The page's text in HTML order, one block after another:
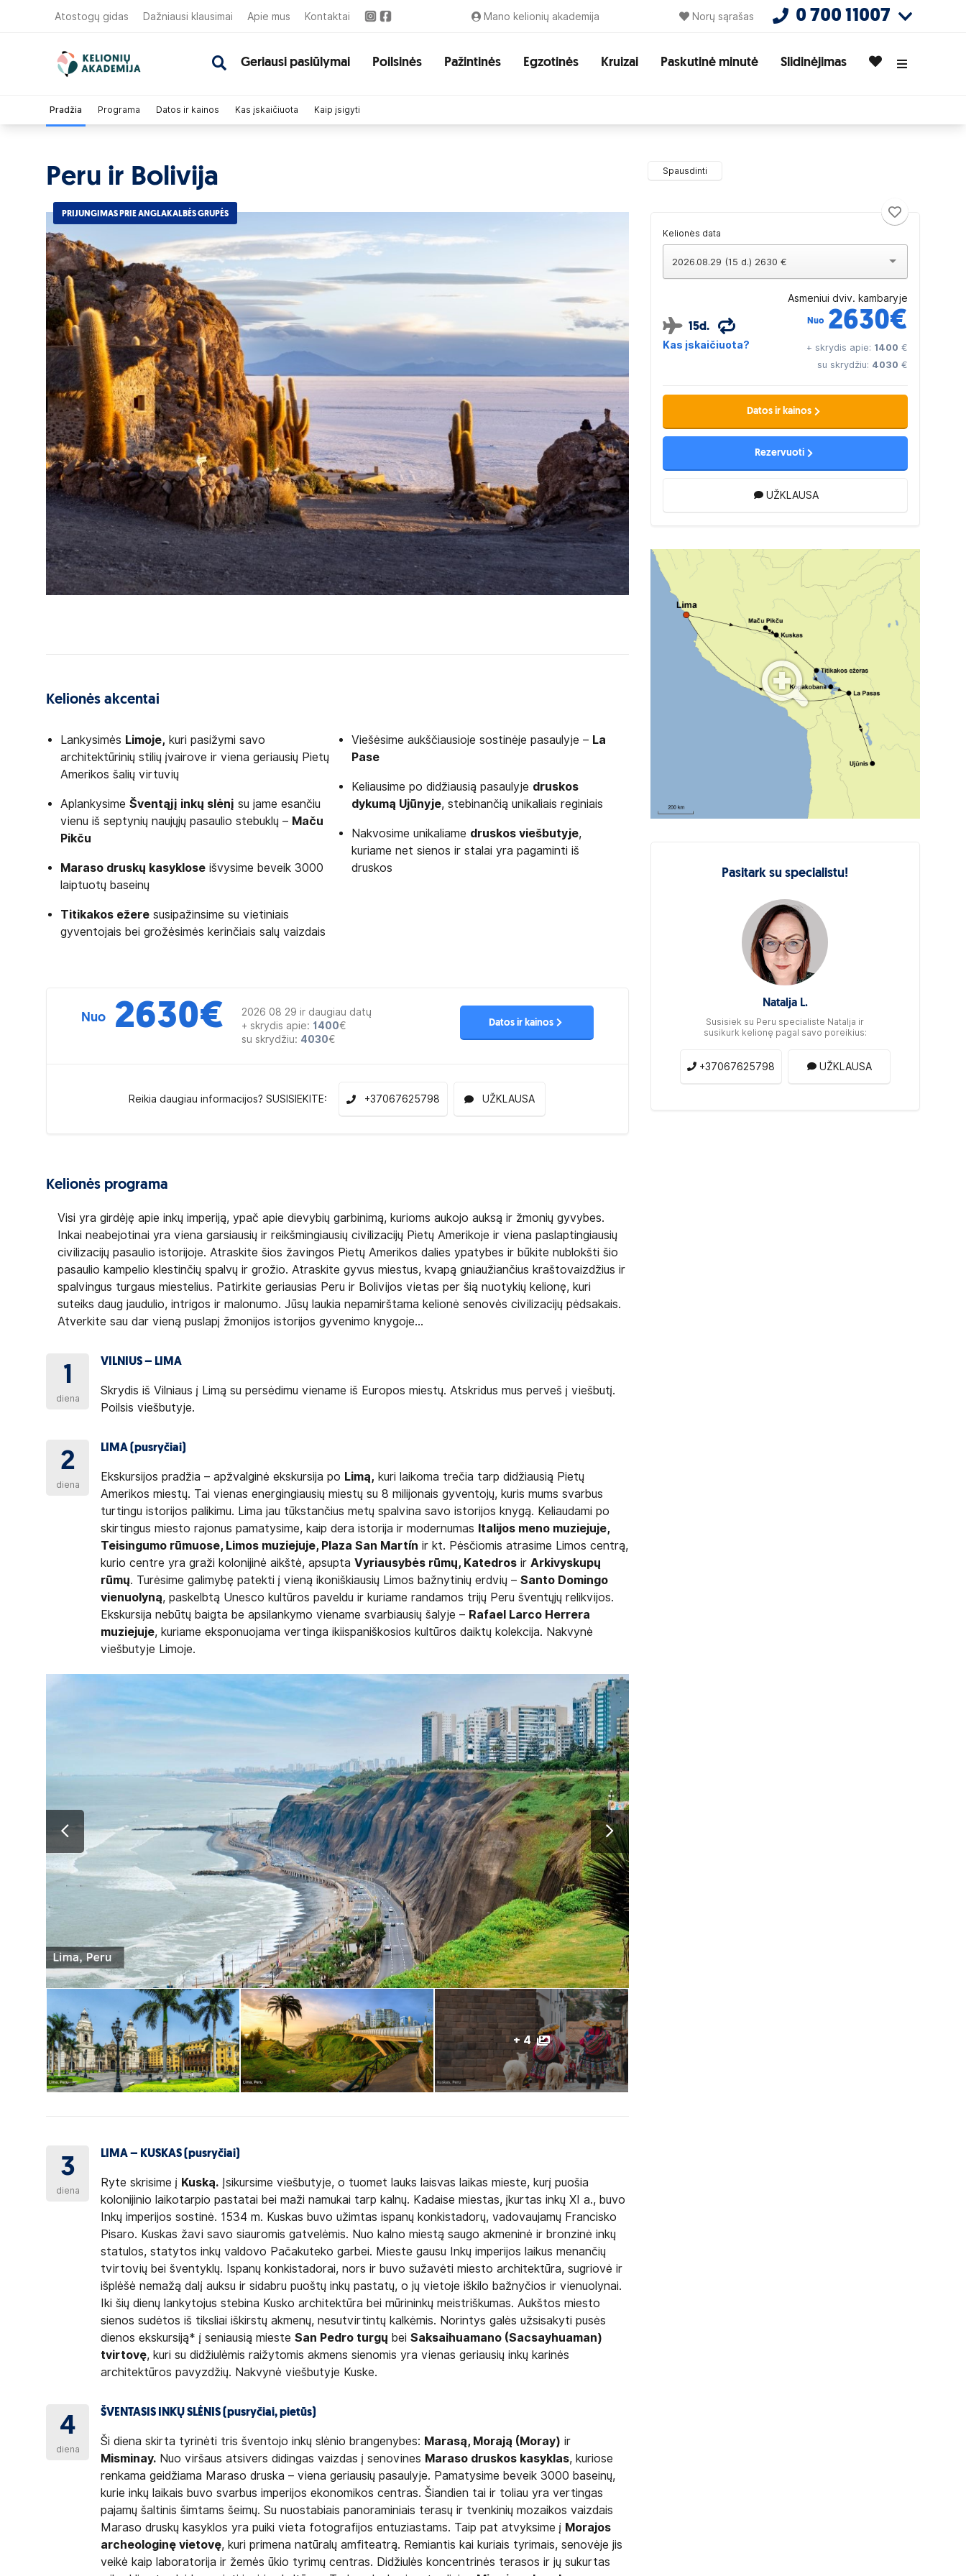
Atostogų gidas Dažniausi klausimai Apie mus Kontaktai Mano kelionių akademija Norų sąrašas 0 700 11007
Geriausi pasiūlymai Poilsinės Pažintinės Egzotinės Kruizai Paskutinė minutė Slidinėjimas
Peru ir Bolivija Spausdinti
Pradžia Programa Datos ir kainos Kas įskaičiuota Kaip įsigyti
PRIJUNGIMAS PRIE ANGLAKALBĖS GRUPĖS
Kelionės akcentai
Lankysimės Limoje, kuri pasižymi savo
architektūrinių stilių įvairove ir viena geriausių Pietų
Amerikos šalių virtuvių
Aplankysime Šventąjį inkų slėnį su jame esančiu
vienu iš septynių naujųjų pasaulio stebuklų – Maču
Pikču
Maraso druskų kasyklose išvysime beveik 3000
laiptuotų baseinų
Titikakos ežere susipažinsime su vietiniais
gyventojais bei grožėsimės kerinčiais salų vaizdais
Viešėsime aukščiausioje sostinėje pasaulyje – La
Pase
Keliausime po didžiausią pasaulyje druskos
dykumą Ujūnyje, stebinančią unikaliais reginiais
Nakvosime unikaliame druskos viešbutyje,
kuriame net sienos ir stalai yra pagaminti iš
druskos
Nuo 2630€
2026 08 29 ir daugiau datų
+ skrydis apie: 1400€
su skrydžiu: 4030€
Datos ir kainos
Reikia daugiau informacijos? SUSISIEKITE: +37067625798 UŽKLAUSA
Kelionės programa
Visi yra girdėję apie inkų imperiją, ypač apie dievybių garbinimą, kurioms aukojo auksą ir žmonių gyvybes.
Inkai neabejotinai yra viena garsiausių ir reikšmingiausių civilizacijų Pietų Amerikoje ir viena paslaptingiausių
civilizacijų pasaulio istorijoje. Atraskite šios žavingos Pietų Amerikos dalies ypatybes ir būkite nublokšti šio
pasaulio kampelio klestinčių spalvų ir grožio. Atraskite gyvus miestus, kvapą gniaužiančius kraštovaizdžius ir
spalvingus turgaus miestelius. Patirkite geriausias Peru ir Bolivijos vietas per šią nuotykių kelionę, kuri
suteiks daug jaudulio, intrigos ir malonumo. Jūsų laukia nepamirštama kelionė senovės civilizacijų pėdsakais.
Atverkite sau dar vieną puslapį žmonijos istorijos gyvenimo knygoje...
1
diena
VILNIUS – LIMA
Skrydis iš Vilniaus į Limą su persėdimu viename iš Europos miestų. Atskridus mus perveš į viešbutį.
Poilsis viešbutyje.
2
diena
LIMA (pusryčiai)
Ekskursijos pradžia – apžvalginė ekskursija po Limą, kuri laikoma trečia tarp didžiausią Pietų
Amerikos miestų. Tai vienas energingiausių miestų su 8 milijonais gyventojų, kuris mums svarbus
turtingu istorijos palikimu. Lima jau tūkstančius metų spalvina savo istorijos knygą. Keliaudami po
skirtingus miesto rajonus pamatysime, kaip dera istorija ir modernumas Italijos meno muziejuje,
Teisingumo rūmuose, Limos muziejuje, Plaza San Martín ir kt. Pėsčiomis atrasime Limos centrą,
kurio centre yra graži kolonijinė aikštė, apsuptaVyriausybės rūmų, Katedros irArkivyskupų
rūmų. Turėsime galimybę patekti į vieną ikoniškiausių Limos bažnytinių erdvių –Santo Domingo
vienuolyną, paskelbtą Unesco kultūros paveldu ir kuriame randamos trijų Peru šventųjų relikvijos.
Ekskursija nebūtų baigta be apsilankymo viename svarbiausių šalyje – Rafael Larco Herrera
muziejuje, kuriame eksponuojama vertinga ikiispaniškosios kultūros daiktų kolekcija. Nakvynė
viešbutyje Limoje.
+ 4
3
diena
LIMA – KUSKAS (pusryčiai)
Ryte skrisime į Kuską. Įsikursime viešbutyje, o tuomet lauks laisvas laikas mieste, kurį puošia
kolonijinio laikotarpio pastatai bei maži namukai tarp kalnų. Kadaise miestas, įkurtas inkų XI a., buvo
Inkų imperijos sostinė. 1534 m. Kuskas buvo užimtas ispanų konkistadorų, vadovaujamų Francisko
Pisaro. Kuskas žavi savo siauromis gatvelėmis. Nuo kalno miestą saugo akmeninė ir bronzinė inkų
statulos, statytos inkų valdovo Pačakuteko garbei. Mieste gausu Inkų imperijos laikus menančių
tvirtovių bei šventyklų. Ispanų konkistadorai, nors ir buvo sužavėti miesto architektūra, sugriovė ir
išplėšė nemažą dalį auksu ir sidabru puoštų inkų pastatų, o jų vietoje iškilo bažnyčios ir vienuolynai.
Iki šių dienų lankytojus stebina Kusko architektūra bei mūrininkų meistriškumas. Aukštos miesto
sienos sudėtos iš tiksliai iškirstų akmenų, nesutvirtintų kalkėmis. Norintys galės užsisakyti pusės
dienos ekskursiją* į seniausią miesteSan Pedro turgų beiSaksaihuamano (Sacsayhuaman)
tvirtovę, kuri su didžiulėmis raižytomis akmens sienomis yra vienas geriausių inkų karinės
architektūros pavyzdžių. Nakvynė viešbutyje Kuske.
4
diena
ŠVENTASIS INKŲ SLĖNIS (pusryčiai, pietūs)
Ši diena skirta tyrinėti tris šventojo inkų slėnio brangenybes: Marasą, Morają (Moray) ir
Misminay. Nuo viršaus atsivers didingas vaizdas į senovines Maraso druskos kasyklas, kuriose
renkama geidžiama Maraso druska – viena geriausių pasaulyje. Pamatysime beveik 3000 baseinų,
kurie inkų laikais buvo svarbus imperijos ekonomikos centras. Šiandien tai ir toliau yra vertingas
pajamų šaltinis šimtams šeimų. Su nuostabiais panoraminiais terasų ir tvenkinių mozaikos vaizdais
Maraso druskų kasyklos yra puiki vieta fotografijos entuziastams. Taip pat atvyksime į Morajos
archeologinę vietovę, kuri primena natūralų amfiteatrą. Remiantis kai kuriais tyrimais, senovėje jis
veikė kaip laboratorija ir žemės ūkio tyrimų centras. Didžiulės koncentrinės terasos ir jų sukurtas
Kelionės data
2026.08.29 (15 d.) 2630 €
Asmeniui dviv. kambaryje
15d.
Nuo 2630€
Kas įskaičiuota? + skrydis apie: 1400 €
su skrydžiu: 4030 €
Datos ir kainos
Rezervuoti
UŽKLAUSA
Pasitark su specialistu!
Natalja L.
Susisiek su Peru specialiste Natalja ir
susikurk kelionę pagal savo poreikius:
+37067625798 UŽKLAUSA